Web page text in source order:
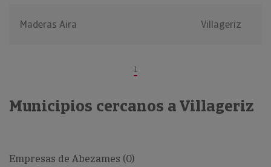
Maderas Aira Villageriz
1
Municipios cercanos a Villageriz
Empresas de Abezames (0)